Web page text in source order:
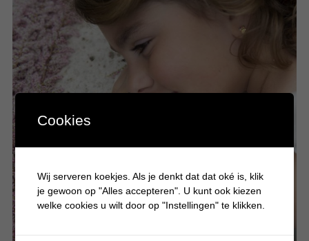
Cookies
Wij serveren koekjes. Als je denkt dat dat oké is, klik
je gewoon op "Alles accepteren". U kunt ook kiezen
welke cookies u wilt door op "Instellingen" te klikken.